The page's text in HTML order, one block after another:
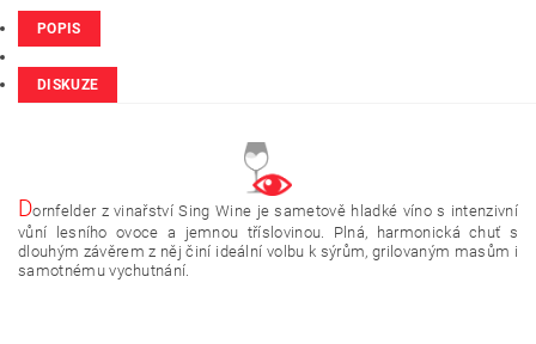
POPIS
DISKUZE
Dornfelder z vinařství Sing Wine je sametově hladké víno s intenzivní
vůní lesního ovoce a jemnou tříslovinou. Plná, harmonická chuť s
dlouhým závěrem z něj činí ideální volbu k sýrům, grilovaným masům i
samotnému vychutnání.